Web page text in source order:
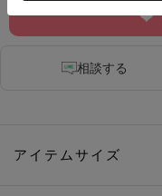
相談する
アイテムサイズ